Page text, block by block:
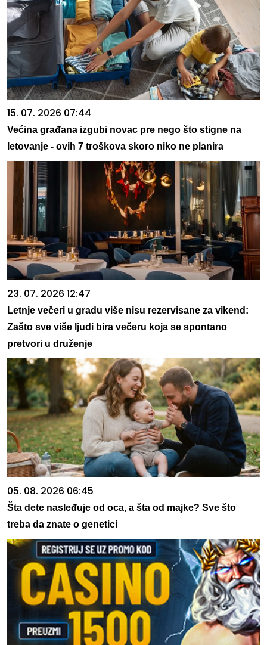
15. 07. 2026 07:44
Većina građana izgubi novac pre nego što stigne na
letovanje - ovih 7 troškova skoro niko ne planira
23. 07. 2026 12:47
Letnje večeri u gradu više nisu rezervisane za vikend:
Zašto sve više ljudi bira večeru koja se spontano
pretvori u druženje
05. 08. 2026 06:45
Šta dete nasleđuje od oca, a šta od majke? Sve što
treba da znate o genetici